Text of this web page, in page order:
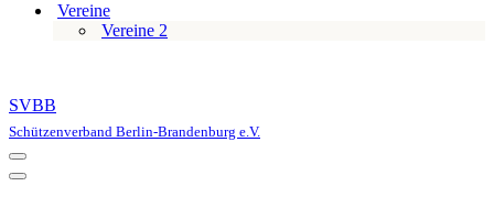
Vereine
Vereine 2
SVBB
Schützenverband Berlin-Brandenburg e.V.
Navigationsmenü
Navigationsmenü